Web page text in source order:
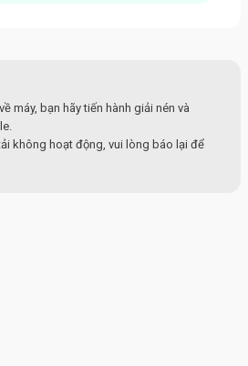
máy, bạn hãy tiến hành giải nén và
không hoạt động, vui lòng báo lại để